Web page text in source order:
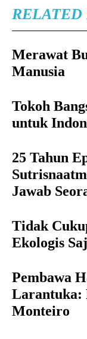
RELATED
Merawat
Manusia
Tokoh
untuk
25 Tahun
Jawab
Tidak
Ekologis
Pembawa
Larantuka:
Monteiro